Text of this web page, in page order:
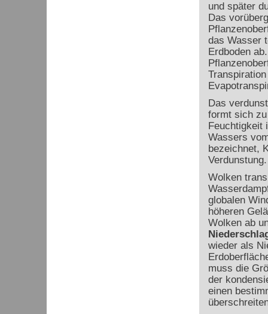
und später
Das
das Wasser
Erdboden
Das
formt sich
Feuchtigkeit
Wassers
bezeichnet,
Verdunstung.
Wolken
globalen
höheren
Wolken ab
wieder als
muss die
der
einen